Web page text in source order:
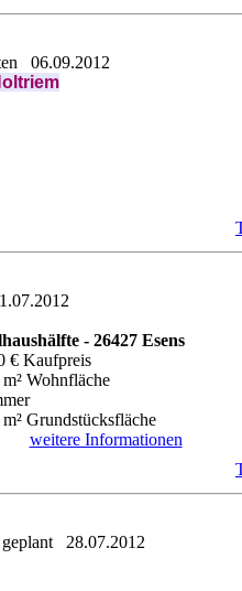
06.09.2012
- 26427 Esens
€ Kaufpreis
Wohnfläche
Grundstücksfläche
weitere Informationen
28.07.2012